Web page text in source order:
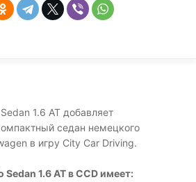
1.6 AT добавляет
седан немецкого
в игру City Car Driving.
1.6 AT в CCD имеет: